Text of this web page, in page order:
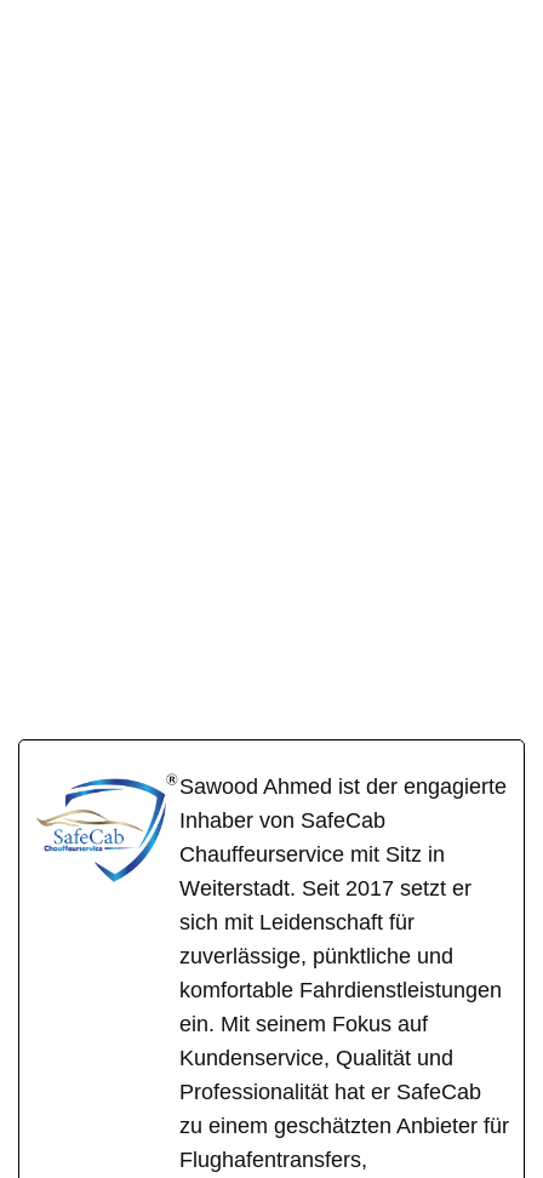
Sawood Ahmed ist der engagierte
Inhaber von SafeCab
Chauffeurservice mit Sitz in
Weiterstadt. Seit 2017 setzt er
sich mit Leidenschaft für
zuverlässige, pünktliche und
komfortable Fahrdienstleistungen
ein. Mit seinem Fokus auf
Kundenservice, Qualität und
Professionalität hat er SafeCab
zu einem geschätzten Anbieter für
Flughafentransfers,